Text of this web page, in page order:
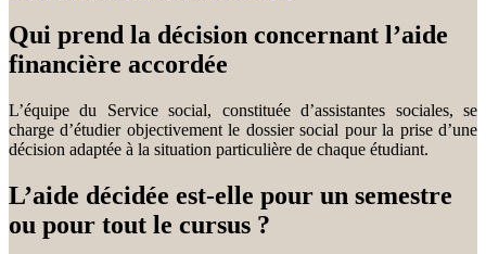
Qui prend la décision concernant l’aide
financière accordée
L’équipe du Service social, constituée d’assistantes sociales, se
charge d’étudier objectivement le dossier social pour la prise d’une
décision adaptée à la situation particulière de chaque étudiant.
L’aide décidée est-elle pour un semestre
ou pour tout le cursus ?